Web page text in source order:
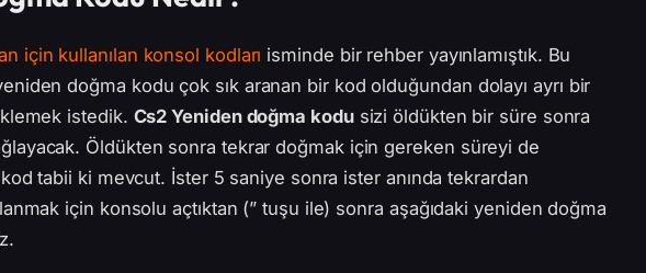
için kullanılan konsol kodları isminde bir rehber yayınlamıştık. Bu
doğma kodu çok sık aranan bir kod olduğundan dolayı ayrı bir
istedik. Cs2 Yeniden doğma kodusizi öldükten bir süre sonra
Öldükten sonra tekrar doğmak için gereken süreyi de
tabii ki mevcut. İster 5 saniye sonra ister anında tekrardan
için konsolu açtıktan (” tuşu ile) sonra aşağıdaki yeniden doğma